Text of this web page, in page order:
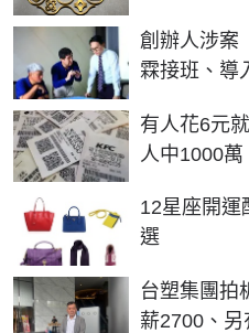
創辦人涉
霖接班、導
有人花6元
人中1000
12星座開
選
台塑集團拍
薪2700、